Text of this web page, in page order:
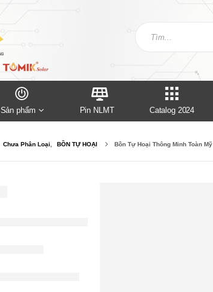
Sản phẩm Pin NLMT Catalog 2024
Chưa Phân Loại BỒN TỰ HOẠI Bồn Tự Hoại Thông Minh Toàn Mỹ